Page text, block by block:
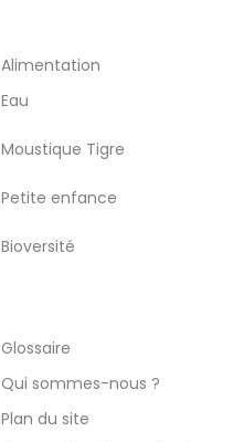
Alimentation
Eau
Moustique Tigre
Petite enfance
Bioversité
Glossaire
Qui sommes-nous ?
Plan du site